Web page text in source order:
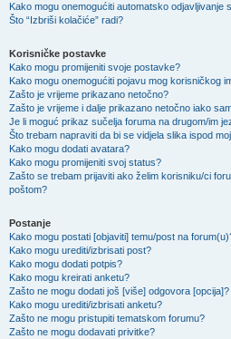
Kako mogu onemogućiti automatsko odjavljivanje
Što “Izbriši kolačiće” radi?
Korisničke postavke
Kako mogu promijeniti svoje postavke?
Kako mogu onemogućiti pojavu mog korisničkog
Zašto je vrijeme prikazano netočno?
Zašto je vrijeme i dalje prikazano netočno iako
Je li moguć prikaz sučelja foruma na drugom/im
Što trebam napraviti da bi se vidjela slika ispod
Kako mogu dodati avatara?
Kako mogu promijeniti svoj status?
Zašto se trebam prijaviti ako želim korisniku/ci
poštom?
Postanje
Kako mogu postati [objaviti] temu/post na
Kako mogu urediti/izbrisati post?
Kako mogu dodati potpis?
Kako mogu kreirati anketu?
Zašto ne mogu dodati još [više] odgovora [opcija]?
Kako mogu urediti/izbrisati anketu?
Zašto ne mogu pristupiti tematskom forumu?
Zašto ne mogu dodavati privitke?